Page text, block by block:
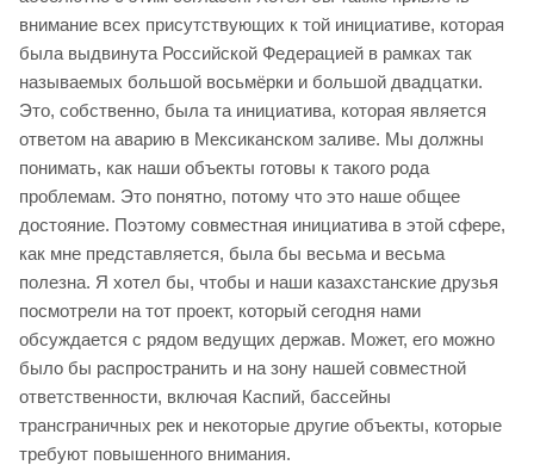
внимание всех присутствующих к той инициативе, которая
была выдвинута Российской Федерацией в рамках так
называемых большой восьмёрки и большой двадцатки.
Это, собственно, была та инициатива, которая является
ответом на аварию в Мексиканском заливе. Мы должны
понимать, как наши объекты готовы к такого рода
проблемам. Это понятно, потому что это наше общее
достояние. Поэтому совместная инициатива в этой сфере,
как мне представляется, была бы весьма и весьма
полезна. Я хотел бы, чтобы и наши казахстанские друзья
посмотрели на тот проект, который сегодня нами
обсуждается с рядом ведущих держав. Может, его можно
было бы распространить и на зону нашей совместной
ответственности, включая Каспий, бассейны
трансграничных рек и некоторые другие объекты, которые
требуют повышенного внимания.